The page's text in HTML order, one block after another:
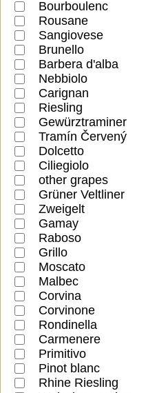
Bourboulenc
Rousane
Sangiovese
Brunello
Barbera d'alba
Nebbiolo
Carignan
Riesling
Gewürztraminer
Tramín Červený
Dolcetto
Ciliegiolo
other grapes
Grüner Veltliner
Zweigelt
Gamay
Raboso
Grillo
Moscato
Malbec
Corvina
Corvinone
Rondinella
Carmenere
Primitivo
Pinot blanc
Rhine Riesling